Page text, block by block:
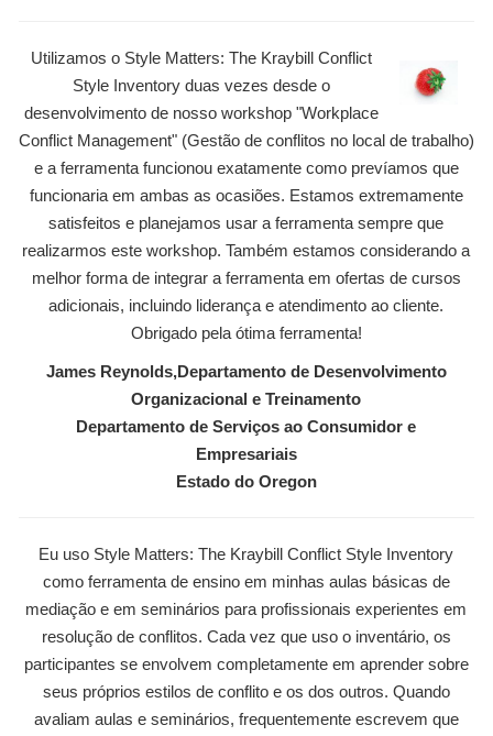
Utilizamos o Style Matters: The Kraybill Conflict
Style Inventory duas vezes desde o
desenvolvimento de nosso workshop "Workplace
Conflict Management" (Gestão de conflitos no local de trabalho)
e a ferramenta funcionou exatamente como prevíamos que
funcionaria em ambas as ocasiões. Estamos extremamente
satisfeitos e planejamos usar a ferramenta sempre que
realizarmos este workshop. Também estamos considerando a
melhor forma de integrar a ferramenta em ofertas de cursos
adicionais, incluindo liderança e atendimento ao cliente.
Obrigado pela ótima ferramenta!
James Reynolds,Departamento de Desenvolvimento
Organizacional e Treinamento
Departamento de Serviços ao Consumidor e
Empresariais
Estado do Oregon
Eu uso Style Matters: The Kraybill Conflict Style Inventory
como ferramenta de ensino em minhas aulas básicas de
mediação e em seminários para profissionais experientes em
resolução de conflitos. Cada vez que uso o inventário, os
participantes se envolvem completamente em aprender sobre
seus próprios estilos de conflito e os dos outros. Quando
avaliam aulas e seminários, frequentemente escrevem que